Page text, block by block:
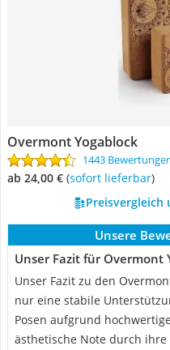
Overmont Yogablock
1443
ab 24,00 € ( Sofort lieferbar)
Preisvergleich
Unsere
Unser Fazit für Overmont
Unser Fazit zu den
nur eine stabile
Posen aufgrund
ästhetische Note durch